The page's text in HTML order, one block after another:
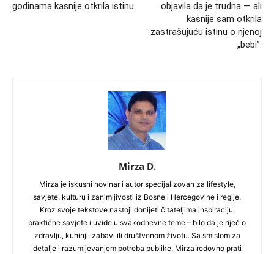
godinama kasnije otkrila istinu
objavila da je trudna — ali
kasnije sam otkrila
zastrašujuću istinu o njenoj
„bebi”.
Mirza D.
Mirza je iskusni novinar i autor specijalizovan za lifestyle,
savjete, kulturu i zanimljivosti iz Bosne i Hercegovine i regije.
Kroz svoje tekstove nastoji donijeti čitateljima inspiraciju,
praktične savjete i uvide u svakodnevne teme – bilo da je riječ o
zdravlju, kuhinji, zabavi ili društvenom životu. Sa smislom za
detalje i razumijevanjem potreba publike, Mirza redovno prati